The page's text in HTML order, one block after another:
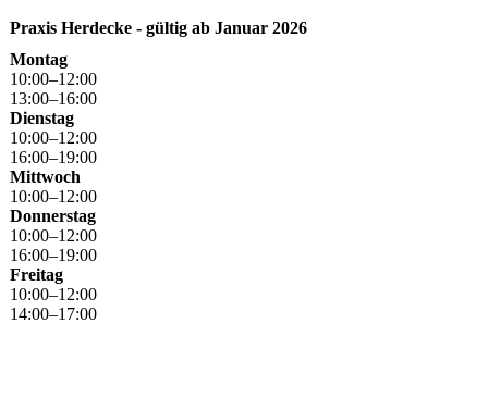
Praxis Herdecke - gültig ab Januar 2026
Montag
10:00–12:00
13:00–16:00
Dienstag
10:00–12:00
16:00–19:00
Mittwoch
10:00–12:00
Donnerstag
10:00–12:00
16:00–19:00
Freitag
10:00–12:00
14:00–17:00